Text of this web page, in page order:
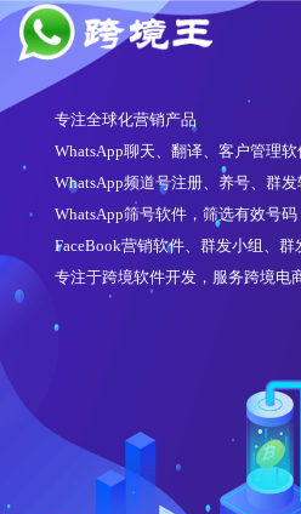
专注全球化营销产品
WhatsApp聊天、翻译、客户管理软
WhatsApp频道号注册、养号、群发
WhatsApp筛号软件，筛选有效号
FaceBook营销软件、群发小组、群
专注于跨境软件开发，服务跨境电